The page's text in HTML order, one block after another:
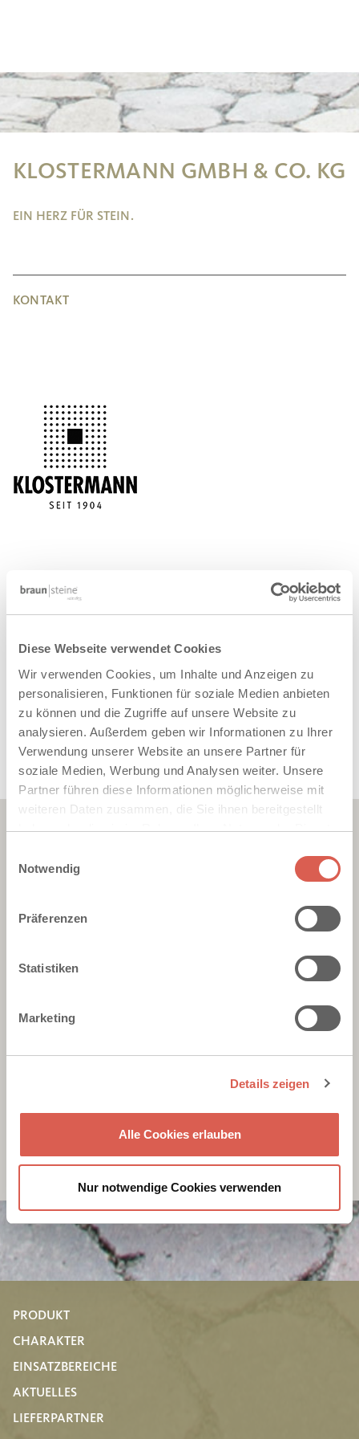
Diese Webseite verwendet Cookies
Wir verwenden Cookies, um Inhalte und Anzeigen zu
personalisieren, Funktionen für soziale Medien anbieten
zu können und die Zugriffe auf unsere Website zu
analysieren. Außerdem geben wir Informationen zu Ihrer
Verwendung unserer Website an unsere Partner für
soziale Medien, Werbung und Analysen weiter. Unsere
Partner führen diese Informationen möglicherweise mit
weiteren Daten zusammen, die Sie ihnen bereitgestellt
haben oder die sie im Rahmen Ihrer Nutzung der Dienste
Cookies, wenn Sie unsere Webseite weiterhin nutzen.
Notwendig
Präferenzen
Statistiken
Marketing
Details zeigen
Alle Cookies erlauben
Nur notwendige Cookies verwenden
KLOSTERMANN GMBH & CO. KG
EIN HERZ FÜR STEIN.
KONTAKT
Klostermann GmbH & Co. KG
48653 Coesfeld
Tel. 02541.749-0
Fax 02541.749-49
info@klostermann-beton.de
www.klostermann-beton.com
PRODUKT
CHARAKTER
EINSATZBEREICHE
AKTUELLES
LIEFERPARTNER